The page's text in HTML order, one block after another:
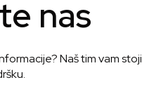
nas
Naš tim vam stoji